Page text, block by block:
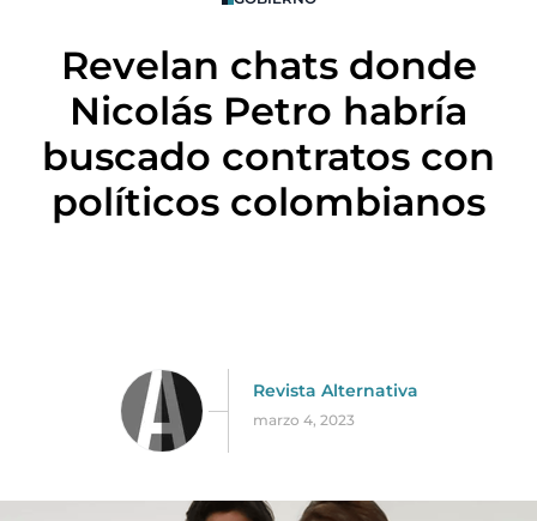
Revelan chats donde
Nicolás Petro habría
buscado contratos con
políticos colombianos
Revista Alternativa
marzo 4, 2023